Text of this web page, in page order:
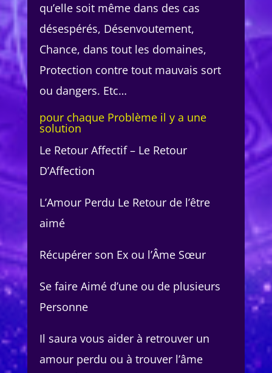
qu’elle soit même dans des cas
désespérés, Désenvoutement,
Chance, dans tout les domaines,
Protection contre tout mauvais sort
ou dangers. Etc…
pour chaque Problème il y a une
solution
Le Retour Affectif – Le Retour
D’Affection
L’Amour Perdu Le Retour de l’être
aimé
Récupérer son Ex ou l’Âme Sœur
Se faire Aimé d’une ou de plusieurs
Personne
Il saura vous aider à retrouver un
amour perdu ou à trouver l’âme